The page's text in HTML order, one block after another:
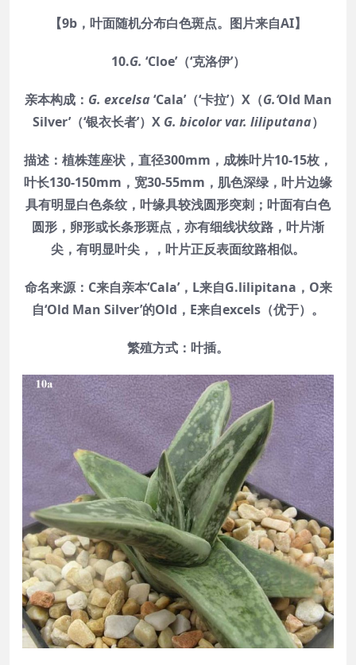
【9b，叶面随机分布白色斑点。图片来自AI】
10.G. ‘Cloe’（‘克洛伊’）
亲本构成： G. excelsa ‘Cala’（‘卡拉’）X（G.‘Old Man
Silver’（‘银衣长者’）X G. bicolor var. liliputana）
描述：植株莲座状，直径300mm，成株叶片10-15枚，
叶长130-150mm，宽30-55mm，肌色深绿，叶片边缘
具有明显白色条纹，叶缘具较浅圆形突刺；叶面有白色
圆形，卵形或长条形斑点，亦有细线状纹路，叶片渐
尖，有明显叶尖，，叶片正反表面纹路相似。
命名来源：C来自亲本‘Cala’，L来自G.lilipitana，O来
自‘Old Man Silver’的Old，E来自excels（优于）。
繁殖方式：叶插。